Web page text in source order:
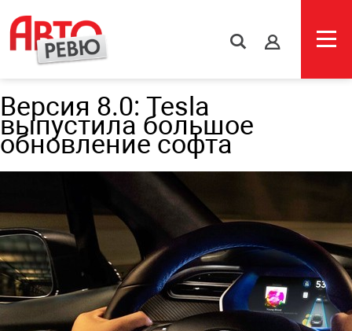
s
Версия 8.0: Tesla
выпустила большое
обновление софта